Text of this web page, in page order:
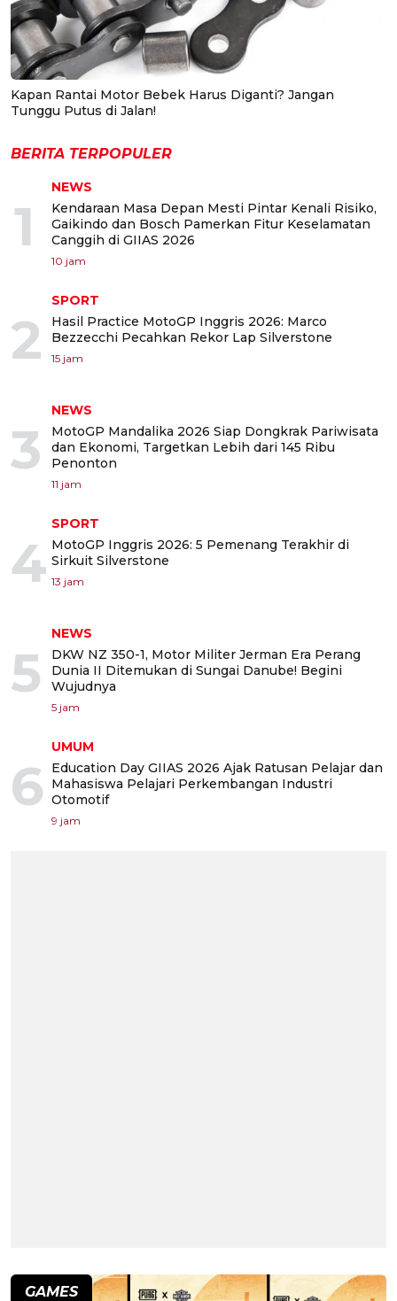
Kapan Rantai Motor Bebek Harus Diganti? Jangan
Tunggu Putus di Jalan!
BERITA TERPOPULER
1
NEWS
Kendaraan Masa Depan Mesti Pintar Kenali Risiko,
Gaikindo dan Bosch Pamerkan Fitur Keselamatan
Canggih di GIIAS 2026
10 jam
2
SPORT
Hasil Practice MotoGP Inggris 2026: Marco
Bezzecchi Pecahkan Rekor Lap Silverstone
15 jam
3
NEWS
MotoGP Mandalika 2026 Siap Dongkrak Pariwisata
dan Ekonomi, Targetkan Lebih dari 145 Ribu
Penonton
11 jam
4
SPORT
MotoGP Inggris 2026: 5 Pemenang Terakhir di
Sirkuit Silverstone
13 jam
5
NEWS
DKW NZ 350-1, Motor Militer Jerman Era Perang
Dunia II Ditemukan di Sungai Danube! Begini
Wujudnya
5 jam
6
UMUM
Education Day GIIAS 2026 Ajak Ratusan Pelajar dan
Mahasiswa Pelajari Perkembangan Industri
Otomotif
9 jam
GAMES